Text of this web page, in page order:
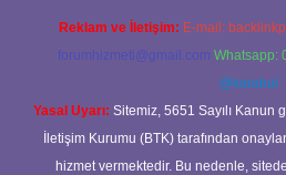
Reklam ve İletişim: E-mail:
forumhizmeti@gmail.com Whatsapp:
@karabul
Yasal Uyarı: Sitemiz, 5651 Sayılı Kanun
İletişim Kurumu (BTK) tarafından
hizmet vermektedir. Bu nedenle,